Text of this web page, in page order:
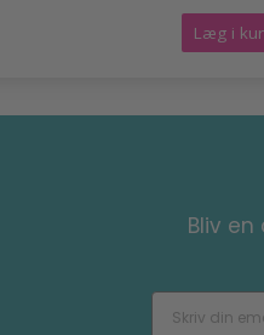
Læg i
Bliv